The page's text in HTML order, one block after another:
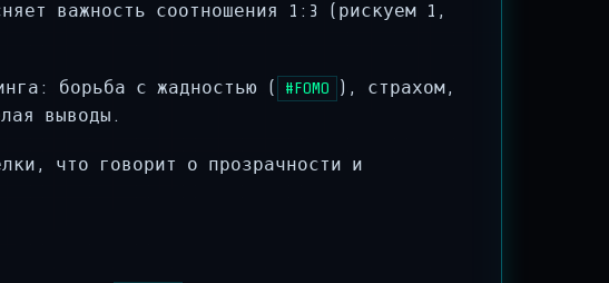
важность соотношения 1:3 (рискуем 1,
борьба с жадностью ( #FOMO
), страхом,
выводы.
что говорит о прозрачности и